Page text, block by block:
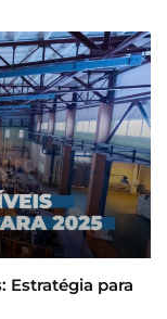
Estratégia para